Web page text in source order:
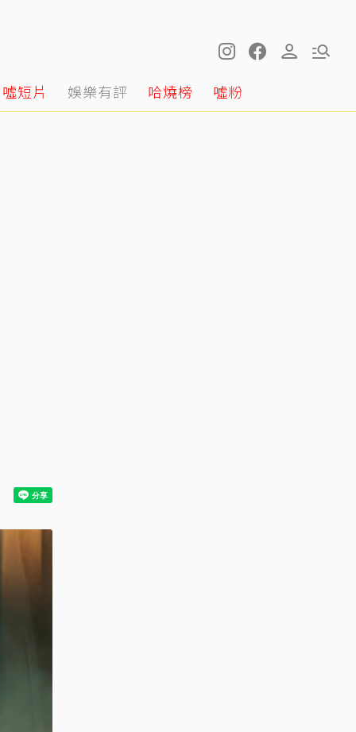
噓短片 娛樂有評 哈燒榜 噓粉